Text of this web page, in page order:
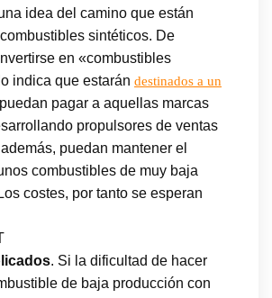
idea del camino que están
sintéticos. De
en «combustibles
indica que estarán destinados a un
pagar a aquellas marcas
propulsores de ventas
puedan mantener el
combustibles de muy baja
costes, por tanto se esperan
. Si la dificultad de hacer
de baja producción con